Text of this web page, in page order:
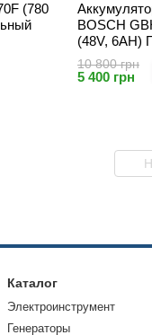
(780
BOSCH
(48V, 6AH)
10 800 грн
5 400 грн
Каталог
Электроинструмент
Генераторы